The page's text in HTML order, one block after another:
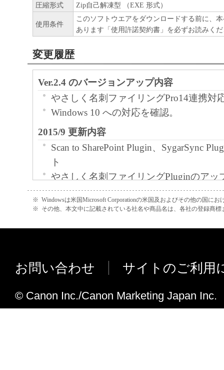
圧縮形式
Zip自己解凍型 （EXE 形式）
使用条件
このソフトウエアをダウンロードする前に、
あります「使用許諾契約書」を必ずお読みく
変更履歴
Ver.2.4 のバージョンアップ内容
やさしく名刺ファイリングPro14連携対
Windows 10 への対応を確認。
2015/9 更新内容
Scan to SharePoint Plugin、SygarSync
ト
やさしく名刺ファイリングPluginのアッ
2015/6 更新内容
Google Drive仕様変更に伴い、Google
2013/11 更新内容
2013/10 更新内容
2012/11 更新内容
※ Windowsは米国Microsoft Corporationの米国及およびその他の国にお
※ その他、本文中に記載されている社名や商品名は、各社の登録商標
お問い合わせ サイトのご利用
© Canon Inc./Canon Marketing Japan Inc.